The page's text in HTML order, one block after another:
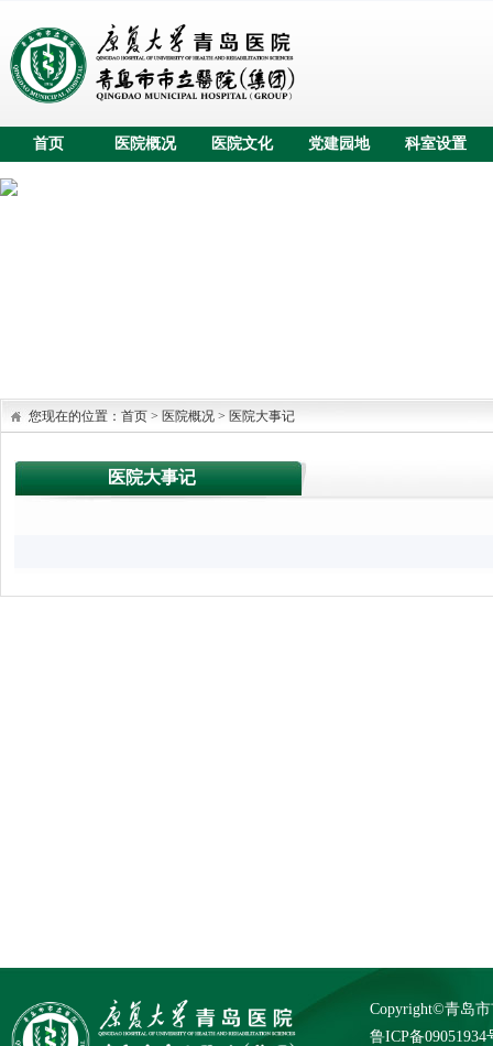
首页 医院概况 医院文化 党建园地 科室设置
您现在的位置： 首页 > 医院概况 > 医院大事记
医院大事记
Copyright©青岛
鲁ICP备09051934